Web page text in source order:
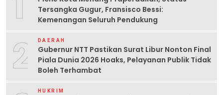
Tersangka Gugur, Fransisco Bessi:
Kemenangan Seluruh Pendukung
2 DAERAH
Gubernur NTT Pastikan Surat Libur Nonton Final
Piala Dunia 2026 Hoaks, Pelayanan Publik Tidak
Boleh Terhambat
HUKRIM